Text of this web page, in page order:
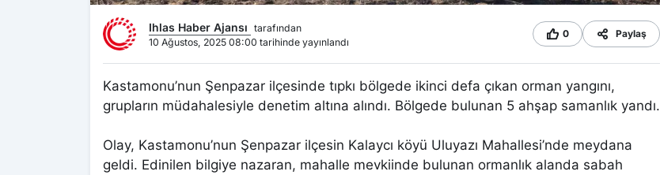
Ihlas Haber Ajansı tarafından
10 Ağustos, 2025 08:00 tarihinde yayınlandı
0 Paylaş
Kastamonu’nun Şenpazar ilçesinde tıpkı bölgede ikinci defa çıkan orman yangını,
grupların müdahalesiyle denetim altına alındı. Bölgede bulunan 5 ahşap samanlık yandı.
Olay, Kastamonu’nun Şenpazar ilçesin Kalaycı köyü Uluyazı Mahallesi’nde meydana
geldi. Edinilen bilgiye nazaran, mahalle mevkiinde bulunan ormanlık alanda sabah